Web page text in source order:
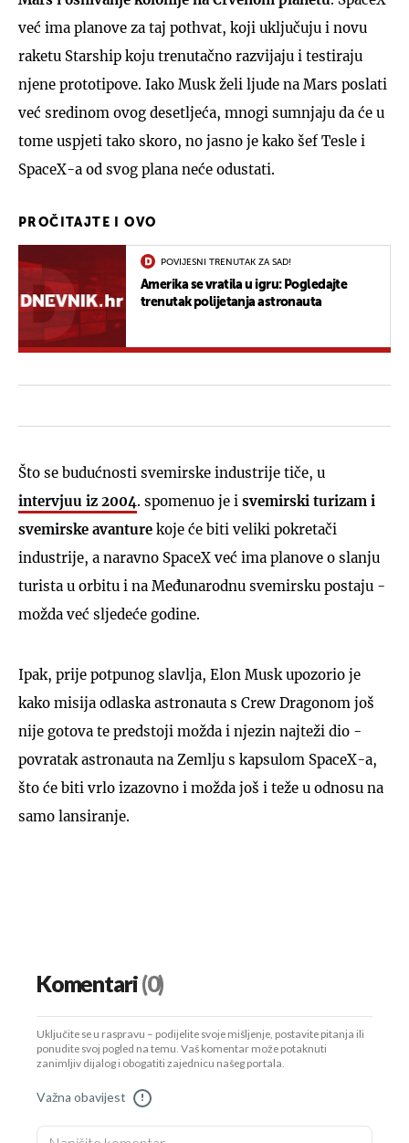
već ima planove za taj pothvat, koji uključuju i novu
raketu Starship koju trenutačno razvijaju i testiraju
njene prototipove. Iako Musk želi ljude na Mars poslati
već sredinom ovog desetljeća, mnogi sumnjaju da će u
tome uspjeti tako skoro, no jasno je kako šef Tesle i
SpaceX-a od svog plana neće odustati.
PROČITAJTE I OVO
POVIJESNI TRENUTAK ZA SAD!
Amerika se vratila u igru: Pogledajte
trenutak polijetanja astronauta
Što se budućnosti svemirske industrije tiče, u
intervjuu iz 2004. spomenuo je i svemirski turizam i
svemirske avanture koje će biti veliki pokretači
industrije, a naravno SpaceX već ima planove o slanju
turista u orbitu i na Međunarodnu svemirsku postaju -
možda već sljedeće godine.
Ipak, prije potpunog slavlja, Elon Musk upozorio je
kako misija odlaska astronauta s Crew Dragonom još
nije gotova te predstoji možda i njezin najteži dio -
povratak astronauta na Zemlju s kapsulom SpaceX-a,
što će biti vrlo izazovno i možda još i teže u odnosu na
samo lansiranje.
Komentari(0)
Uključite se u raspravu – podijelite svoje mišljenje, postavite pitanja ili
ponudite svoj pogled na temu. Vaš komentar može potaknuti
zanimljiv dijalog i obogatiti zajednicu našeg portala.
Važna obavijest !